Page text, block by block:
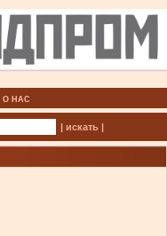
О НАС
| искать |